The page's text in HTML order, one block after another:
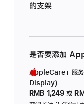
的支架
是否要添加
AppleCare+ 服
Display)
RMB 1,249 或